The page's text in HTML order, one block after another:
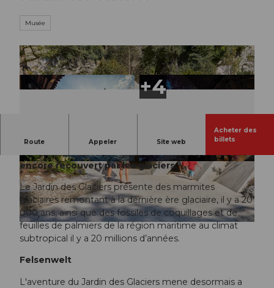
Musée
© Gletschergarten | CC-BY-NC-ND
© Gletschergarten | CC-BY-NC-ND
Route Appeler Site web
Acheter des
billets
Remontez le temps et découvrez à quoi
ressemblait Lucerne quand tout le pays était
encore recouvert par les glaciers.
Le Jardin des Glaciers présente des marmites
glaciaires remontant à la dernière ère glaciaire, il y a 20
000 ans, ainsi que des fossiles de coquillages et de
feuilles de palmiers de la région maritime au climat
subtropical il y a 20 millions d’années.
Felsenwelt
L'aventure du Jardin des Glaciers mene desormais a